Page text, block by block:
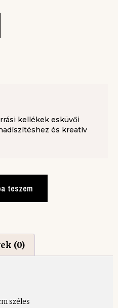
kellékek esküvői
és kreatív
teszem
(0)
széles